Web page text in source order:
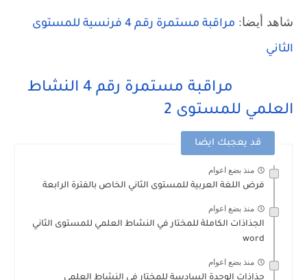
شاهد أيضا: مراقبة مستمرة رقم 4 فرنسية للمستوى
الثاني
مراقبة مستمرة رقم 4 النشاط
العلمي للمستوى 2
قد يعجبك ايضا
منذ بضع اعوام
فرض اللغة العربية للمستوى الثاني الخاص بالفترة الرابعة
منذ بضع اعوام
الجذاذات الكاملة للمختار في النشاط العلمي للمستوى الثاني
word
منذ بضع اعوام
جذاذات الوحدة السادسة للمختار في النشاط العلمي